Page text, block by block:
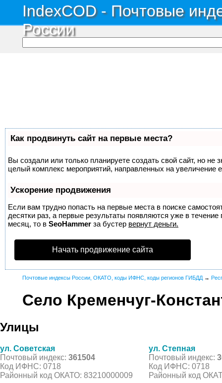
IndexCOD - Почтовые
России
Как продвинуть сайт на первые места?
Вы создали или только планируете создать свой сайт, но не
целый комплекс мероприятий, направленных на увеличение
Ускорение продвижения
Если вам трудно попасть на первые места в поиске
десятки раз, а первые результаты появляются уже в
месяц, то в SeoHammer за бустер вернут деньги.
Начать продвижение сайта
Почтовые индексы России, ОКАТО, коды ИФНС, коды регионов ГИБДД →
Село Кременчуг-
Улицы
ул. Советская
Почтовый индекс: 361504
Код ИФНС: 0718
Районный код ОКАТО: 83210000009
ул. Степная
Почтовый индекс:
Код ИФНС: 0718
Районный код